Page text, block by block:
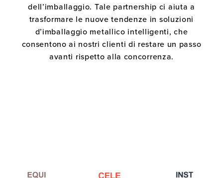
dell’imballaggio. Tale partnership ci aiuta a
trasformare le nuove tendenze in soluzioni
d’imballaggio metallico intelligenti, che
consentono ai nostri clienti di restare un passo
avanti rispetto alla concorrenza.